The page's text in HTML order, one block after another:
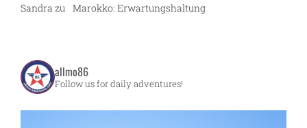
Sandra zu Marokko: Erwartungshaltung
allmo86
Follow us for daily adventures!